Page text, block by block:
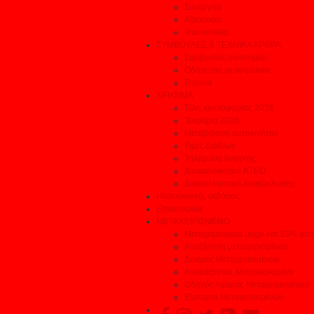
Συνεργεία
Αξεσουάρ
Φανοποιεία
ΣΥΜΒΟΥΛΕΣ & ΤΕΧΝΙΚΑ ΑΡΘΡΑ
Συμβουλές οικονομίας
Οδηγείστε με ασφάλεια
Τεχνικά
ΧΡΗΣΙΜΑ
Τέλη κυκλοφορίας 2026
Τεκμήρια 2026
Μεταβίβαση αυτοκινήτου
Τιμές Διοδίων
Τηλέφωνα Ανάγκης
Δικαιολογητικά ΚΤΕΟ
Δικαιολογητικά Ανακύκλωσης
Ηλεκτρονικές εκδόσεις
Επικοινωνία
ΜΕΤΑΧΕΙΡΙΣΜΕΝΟ
Μεταχειρισμένα μέχρι και 35%
Αναζήτηση μεταχειρισμένου
Δοκιμές Μεταχειρισμένων
Αγοράζοντας Μεταχειρισμένο
Οδηγός Αγοράς Μεταχειρισμένου
Έμποροι Μεταχειρισμένων